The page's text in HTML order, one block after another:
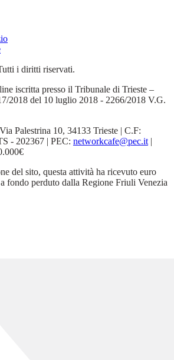
i diritti riservati.
iscritta presso il Tribunale di Trieste –
2018 del 10 luglio 2018 - 2266/2018 V.G.
Palestrina 10, 34133 Trieste | C.F:
- 202367 | PEC: networkcafe@pec.it |
del sito, questa attività ha ricevuto euro
fondo perduto dalla Regione Friuli Venezia